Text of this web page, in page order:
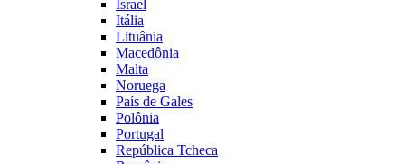
Israel
Itália
Lituânia
Macedônia
Malta
Noruega
País de Gales
Polônia
Portugal
República Tcheca